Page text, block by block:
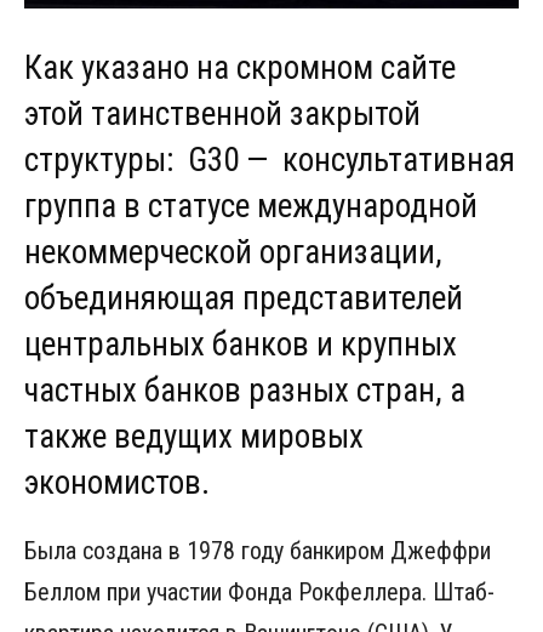
Как указано на скромном сайте
этой таинственной закрытой
структуры: G30 — консультативная
группа в статусе международной
некоммерческой организации,
объединяющая представителей
центральных банков и крупных
частных банков разных стран, а
также ведущих мировых
экономистов.
Была создана в 1978 году банкиром Джеффри
Беллом при участии Фонда Рокфеллера. Штаб-